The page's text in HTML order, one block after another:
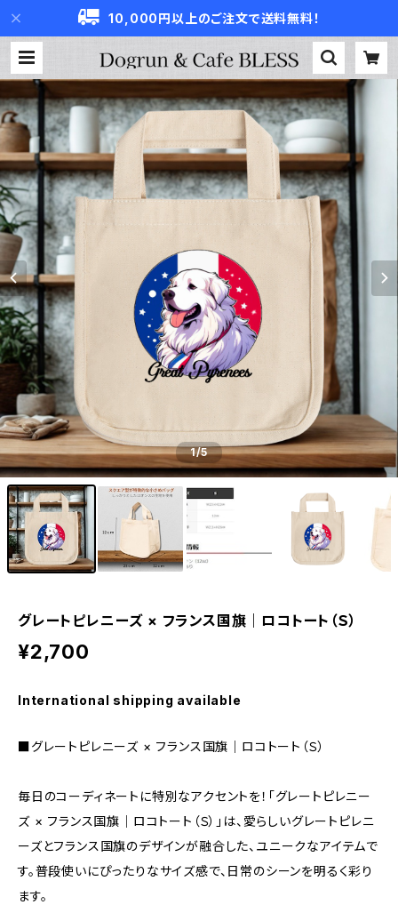
10,000円以上のご注文で送料無料！
1/5
グレートピレニーズ × フランス国旗｜ロコトート（Ｓ）
¥2,700
International shipping available
■グレートピレニーズ × フランス国旗｜ロコトート（Ｓ）
毎日のコーディネートに特別なアクセントを！「グレートピレニー
ズ × フランス国旗｜ロコトート（Ｓ）」は、愛らしいグレートピレニ
ーズとフランス国旗のデザインが融合した、ユニークなアイテムで
す。普段使いにぴったりなサイズ感で、日常のシーンを明るく彩り
ます。